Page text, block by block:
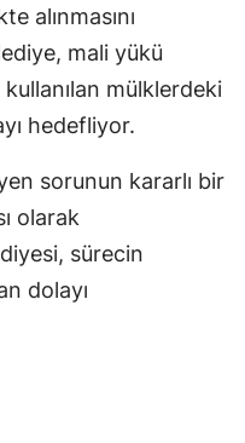
alınmasını
mali yükü
mülklerdeki
hedefliyor.
sorunun kararlı bir
olarak
sürecin
dolayı